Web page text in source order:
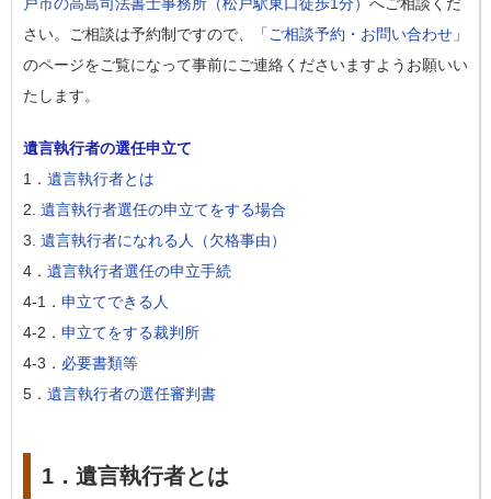
さい。ご相談は予約制ですので、「 ご相談予約・お問い合わせ 」
のページをご覧になって事前にご連絡くださいますようお願いい
たします。
遺言執行者の選任申立て
1． 遺言執行者とは
2. 遺言執行者選任の申立てをする場合
3. 遺言執行者になれる人（欠格事由）
4． 遺言執行者選任の申立手続
4-1． 申立てできる人
4-2． 申立てをする裁判所
4-3． 必要書類等
5． 遺言執行者の選任審判書
1．遺言執行者とは